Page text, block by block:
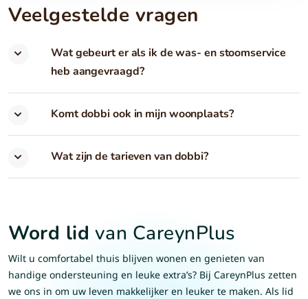
Veelgestelde vragen
Wat gebeurt er als ik de was- en stoomservice
heb aangevraagd?
Komt dobbi ook in mijn woonplaats?
Wat zijn de tarieven van dobbi?
Word lid van CareynPlus
Wilt u comfortabel thuis blijven wonen en genieten van
handige ondersteuning en leuke extra’s? Bij CareynPlus zetten
we ons in om uw leven makkelijker en leuker te maken. Als lid